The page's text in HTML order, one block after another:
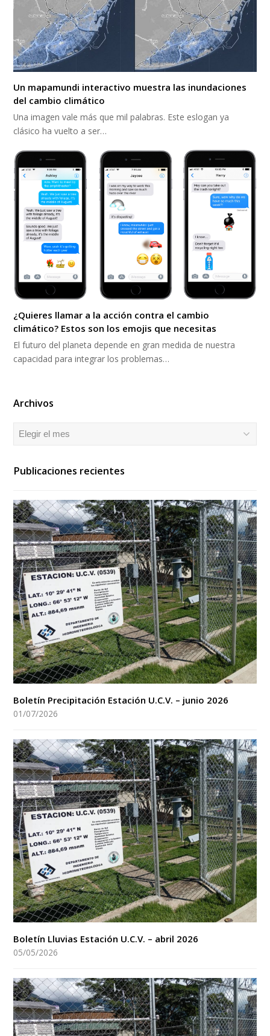
Un mapamundi interactivo muestra las inundaciones
del cambio climático
Una imagen vale más que mil palabras. Este eslogan ya
clásico ha vuelto a ser…
¿Quieres llamar a la acción contra el cambio
climático? Estos son los emojis que necesitas
El futuro del planeta depende en gran medida de nuestra
capacidad para integrar los problemas…
Archivos
Archivos
Publicaciones recientes
Boletín Precipitación Estación U.C.V. – junio 2026
01/07/2026
Boletín Lluvias Estación U.C.V. – abril 2026
05/05/2026